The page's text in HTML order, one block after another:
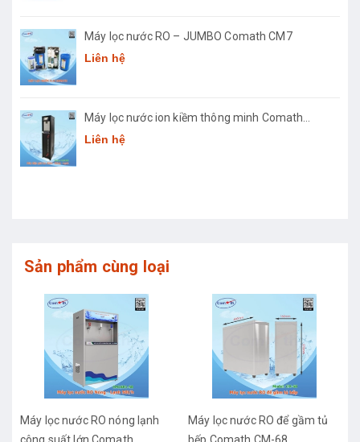
Máy lọc nước RO – JUMBO Comath CM7
Liên hệ
Máy lọc nước ion kiềm thông minh Comath
Smart CM3668
Liên hệ
Sản phẩm cùng loại
Máy lọc nước RO nóng lạnh
công suất lớn Comath
Máy lọc nước RO để gầm tủ
bếp Comath CM-68